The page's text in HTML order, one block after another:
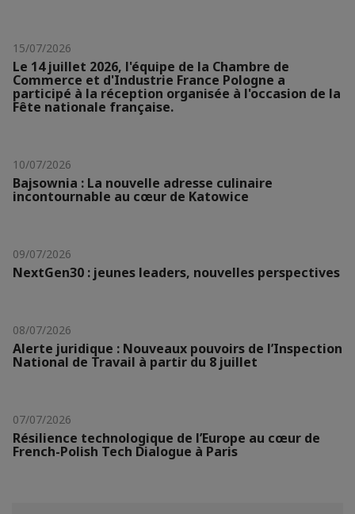
15/07/2026
Le 14 juillet 2026, l'équipe de la Chambre de
Commerce et d'Industrie France Pologne a
participé à la réception organisée à l'occasion de la
Fête nationale française.
10/07/2026
Bajsownia : La nouvelle adresse culinaire
incontournable au cœur de Katowice
09/07/2026
NextGen30 : jeunes leaders, nouvelles perspectives
08/07/2026
Alerte juridique : Nouveaux pouvoirs de l’Inspection
National de Travail à partir du 8 juillet
07/07/2026
Résilience technologique de l’Europe au cœur de
French-Polish Tech Dialogue à Paris